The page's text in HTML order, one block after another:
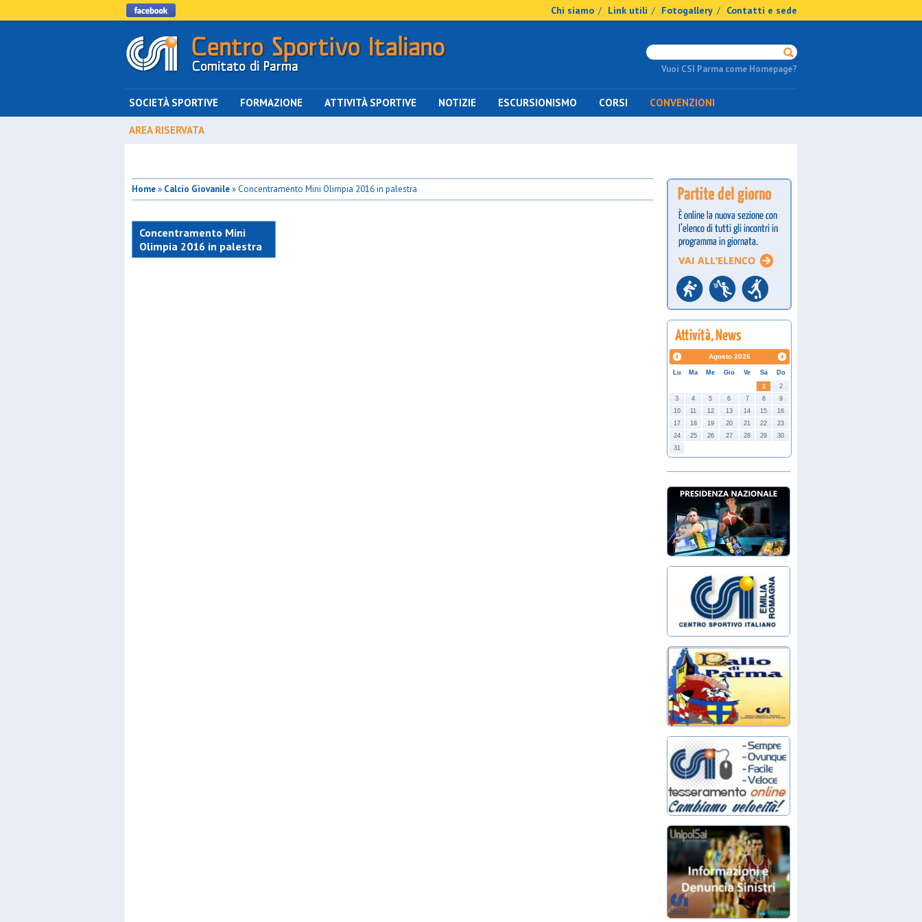
Chi siamo / Link utili / Fotogallery / Contatti e sede
Vuoi CSI Parma come Homepage?
SOCIETÀ SPORTIVE FORMAZIONE ATTIVITÀ SPORTIVE NOTIZIE ESCURSIONISMO CORSI CONVENZIONI
AREA RISERVATA
Home» Calcio Giovanile» Concentramento Mini Olimpia 2016 in palestra
Concentramento Mini
Olimpia 2016 in palestra
Agosto 2026
Lu Ma Me Gio Ve Sa
Do
1
2
3
4 5 6 7 8
9
10
11 12 13 14 15
16
17
18 19 20 21 22
23
24
25 26 27 28 29
30
31